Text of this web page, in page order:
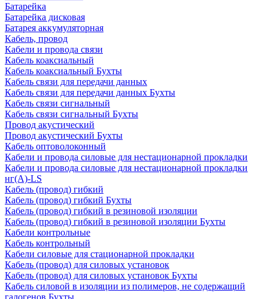
Батарейка
Батарейка дисковая
Батарея аккумуляторная
Кабель, провод
Кабели и провода связи
Кабель коаксиальный
Кабель коаксиальный Бухты
Кабель связи для передачи данных
Кабель связи для передачи данных Бухты
Кабель связи сигнальный
Кабель связи сигнальный Бухты
Провод акустический
Провод акустический Бухты
Кабель оптоволоконный
Кабели и провода силовые для нестационарной прокладки
Кабели и провода силовые для нестационарной прокладки
нг(А)-LS
Кабель (провод) гибкий
Кабель (провод) гибкий Бухты
Кабель (провод) гибкий в резиновой изоляции
Кабель (провод) гибкий в резиновой изоляции Бухты
Кабели контрольные
Кабель контрольный
Кабели силовые для стационарной прокладки
Кабель (провод) для силовых установок
Кабель (провод) для силовых установок Бухты
Кабель силовой в изоляции из полимеров, не содержащий
галогенов Бухты